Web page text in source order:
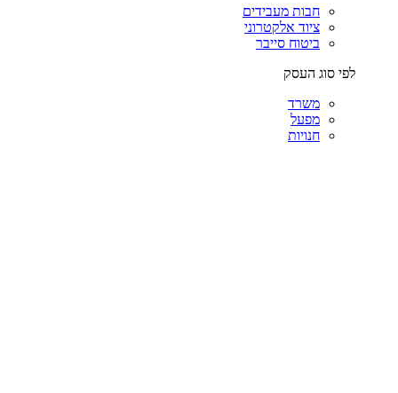
חבות מעבידים
ציוד אלקטרוני
ביטוח סייבר
לפי סוג העסק
משרד
מפעל
חנויות